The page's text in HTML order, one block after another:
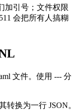
加引号；文件权限
会把所有人搞糊
文件。使用 --- 分
换为一行 JSON。